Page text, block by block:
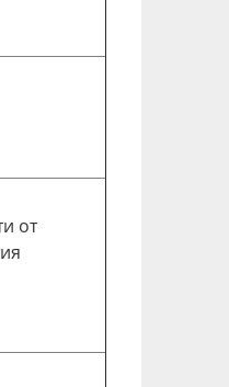
от